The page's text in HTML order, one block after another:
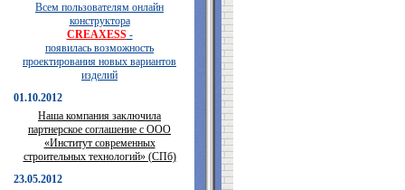
Всем пользователям онлайн
конструктора
CREAXESS-
появилась возможность
проектирования новых вариантов
изделий
01.10.2012
Наша компания заключила
партнерское соглашение с ООО
«Институт современных
строительных технологий» (СПб)
23.05.2012